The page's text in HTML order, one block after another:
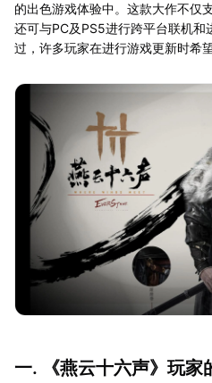
的出色游戏体验中。这款大作不仅
还可与PC及PS5进行跨平台联机和
过，许多玩家在进行游戏更新时希
一. 《燕云十六声》玩家